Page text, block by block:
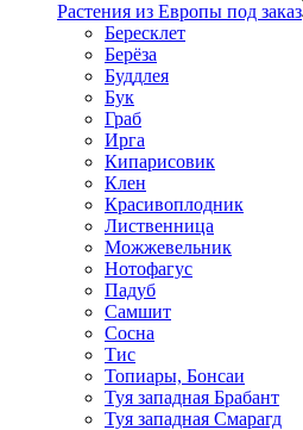
Растения из Европы под заказ
Бересклет
Берёза
Буддлея
Бук
Граб
Ирга
Кипарисовик
Клен
Красивоплодник
Лиственница
Можжевельник
Нотофагус
Падуб
Самшит
Сосна
Тис
Топиары, Бонсаи
Туя западная Брабант
Туя западная Смарагд